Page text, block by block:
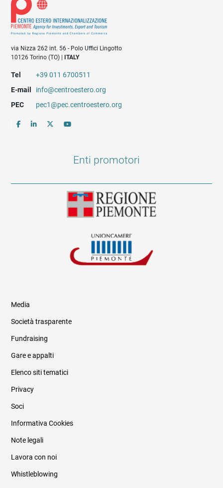
via Nizza 262 int. 56 - Polo Uffici Lingotto
10126 Torino (TO) |ITALY
Tel
+39 011 6700511
E-mail
info@centroestero.org
PEC
pec1@pec.centroestero.org
Enti promotori
Informazioni legali e trasparenza
Media
Società trasparente
Fundraising
Gare e appalti
Elenco siti tematici
Privacy
Soci
Informativa Cookies
Note legali
Lavora con noi
Whistleblowing